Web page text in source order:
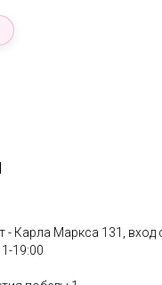
- Карла Маркса 131, вход
19:00